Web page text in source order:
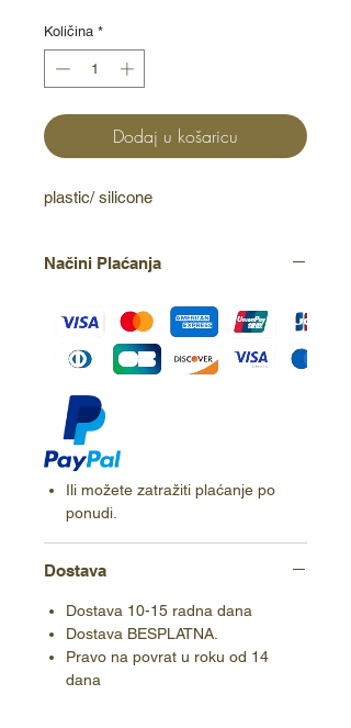
Količina *
Dodaj u košaricu
plastic/ silicone
Načini Plaćanja
Ili možete zatražiti plaćanje po
ponudi.
Dostava
Dostava 10-15 radna dana
Dostava BESPLATNA.
Pravo na povrat u roku od 14
dana